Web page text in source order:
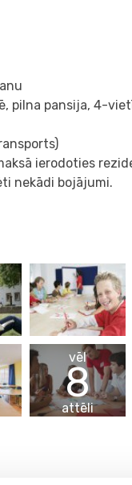
pilna pansija, 4-
ierodoties
nekādi bojājumi.
vēl
8
attēli